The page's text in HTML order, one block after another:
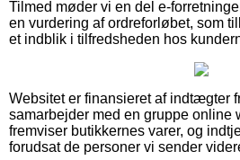
Tilmed møder vi en del e-
en vurdering af ordreforløbet, som
et indblik i tilfredsheden hos
Websitet er finansieret af indtægter
samarbejder med en gruppe online
fremviser butikkernes varer, og
forudsat de personer vi sender